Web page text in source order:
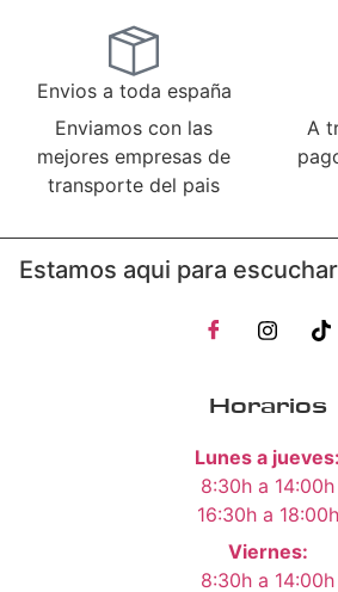
Envios a toda españa
Enviamos con las
mejores empresas de
transporte del pais
A
Estamos aqui para
Horarios
Lunes a jueves:
8:30h a 14:00h
16:30h a 18:00h
Viernes:
8:30h a 14:00h